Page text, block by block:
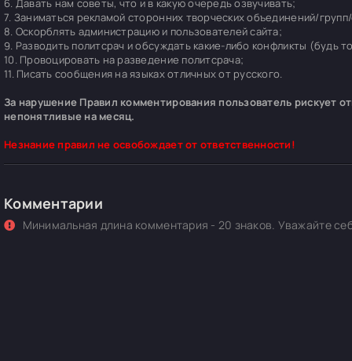
6. Давать нам советы, что и в какую очередь озвучивать;
7. Заниматься рекламой сторонних творческих объединений/
8. Оскорблять администрацию и пользователей сайта;
9. Разводить политсрач и обсуждать какие-либо конфликты (будь
10. Провоцировать на разведение политсрача;
11. Писать сообщения на языках отличных от русского.
За нарушение Правил комментирования пользователь рискует
непонятливые на месяц.
Незнание правил не освобождает от ответственности!
Комментарии
Минимальная длина комментария - 20 знаков. Уважайте